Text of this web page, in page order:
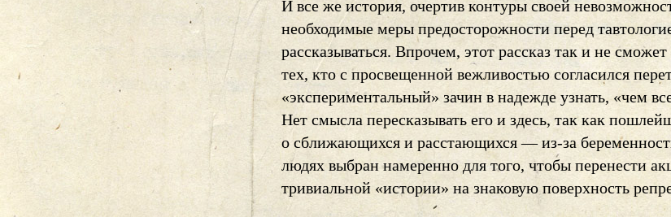
И все же история, очертив контуры своей
необходимые меры предосторожности перед
рассказываться. Впрочем, этот рассказ так и не сможет
тех, кто с просвещенной вежливостью согласился
«экспериментальный» зачин в надежде узнать, «чем
Нет смысла пересказывать его и здесь, так как
о сближающихся и расстающихся — из-за
людях выбран намеренно для того, чтобы перенести
тривиальной «истории» на знаковую поверхность